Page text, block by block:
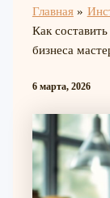
Главная
Как
бизнеса
6 марта, 2026